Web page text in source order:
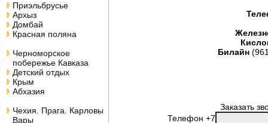
Приэльбрусье
Архыз
Домбай
Красная поляна
Черноморское
побережье Кавказа
Детский отдых
Крым
Абхазия
Чехия. Прага. Карловы
Вары
Билайн
Заказать
Телефон +7